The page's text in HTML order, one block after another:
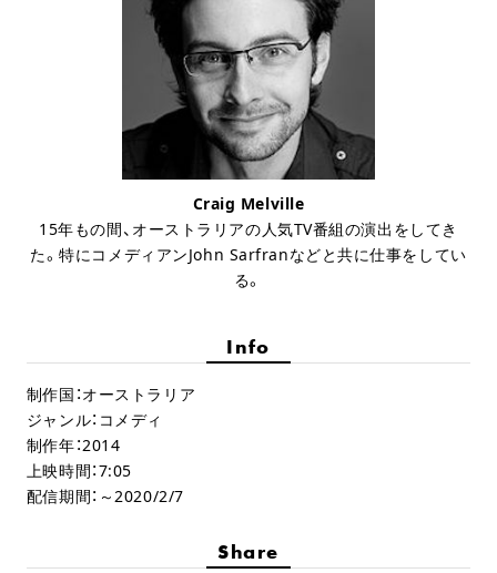
Craig Melville
15年もの間、オーストラリアの人気TV番組の演出をしてき
た。特にコメディアンJohn Sarfranなどと共に仕事をしてい
る。
Info
制作国：オーストラリア
ジャンル：コメディ
制作年：2014
上映時間：7:05
配信期間：～2020/2/7
Share